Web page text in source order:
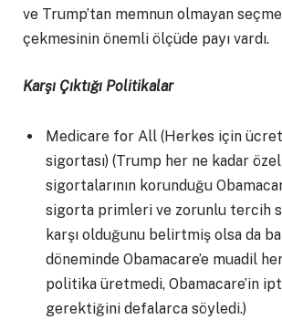
ve Trump’tan memnun olmayan
çekmesinin önemli ölçüde payı vardı.
Karşı Çıktığı Politikalar
Medicare for All (Herkes için
sigortası) (Trump her ne kadar
sigortalarının korunduğu
sigorta primleri ve zorunlu tercih
karşı olduğunu belirtmiş olsa da
döneminde Obamacare’e muadil
politika üretmedi, Obamacare’in
gerektiğini defalarca söyledi.)